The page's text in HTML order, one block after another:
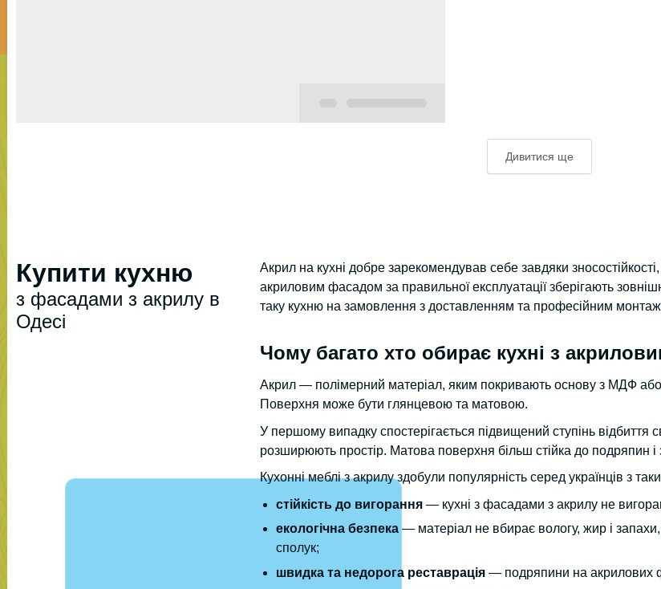
Дивитися ще
Купити кухню
з фасадами з акрилу в
Одесі
Акрил на кухні добре зарекомендував себе завдяки
акриловим фасадом за правильної експлуатації зберігають
таку кухню на замовлення з доставленням та професійним
Чому багато хто обирає кухні з
Акрил — полімерний матеріал, яким покривають основу з МДФ
Поверхня може бути глянцевою та матовою.
У першому випадку спостерігається підвищений ступінь відбиття
розширюють простір. Матова поверхня більш стійка до подряпин і
Кухонні меблі з акрилу здобули популярність серед українців з
стійкість до вигорання — кухні з фасадами з акрилу не
екологічна безпека — матеріал не вбирає вологу, жир і
сполук;
швидка та недорога реставрація — подряпини на акрилових